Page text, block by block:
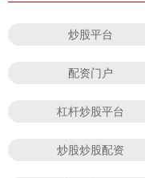
炒股平台
配资门户
杠杆炒股平台
炒股炒股配资